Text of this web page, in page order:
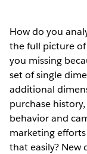
How do you
the full picture
you missing
set of single
additional
purchase
behavior and
marketing
that easily? New